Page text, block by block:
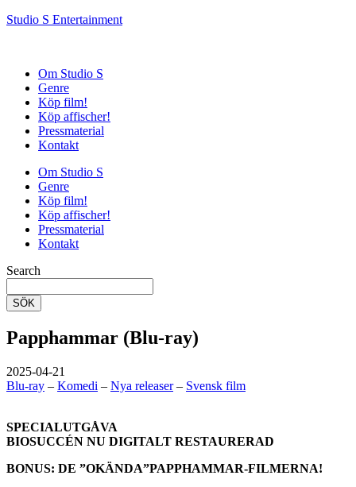
Studio S Entertainment
Om Studio S
Genre
Köp film!
Köp affischer!
Pressmaterial
Kontakt
Om Studio S
Genre
Köp film!
Köp affischer!
Pressmaterial
Kontakt
Search
SÖK
Papphammar (Blu-ray)
2025-04-21
Blu-ray – Komedi – Nya releaser– Svensk film
SPECIALUTGÅVA
BIOSUCCÉN NU DIGITALT RESTAURERAD
BONUS: DE ”OKÄNDA”PAPPHAMMAR-FILMERNA!